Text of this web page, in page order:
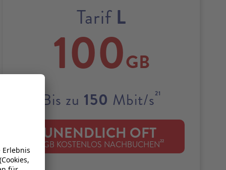
Tarif L
100GB
Bis zu 150 Mbit/s21
UNENDLICH OFT
1 GB KOSTENLOS NACHBUCHEN22